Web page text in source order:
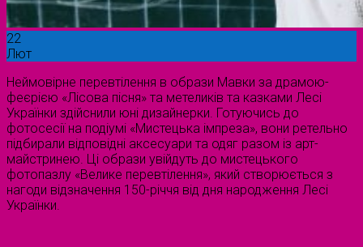
22
Лют
Неймовірне перевтілення в образи Мавки за драмою-
феєрією «Лісова пісня» та метеликів та казками Лесі
Українки здійснили юні дизайнерки. Готуючись до
фотосесії на подіумі «Мистецька імпреза», вони ретельно
підбирали відповідні аксесуари та одяг разом із арт-
майстринею. Ці образи увійдуть до мистецького
фотопазлу «Велике перевтілення», який створюється з
нагоди відзначення 150-річчя від дня народження Лесі
Українки.